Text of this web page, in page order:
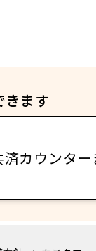
きます
カウンター